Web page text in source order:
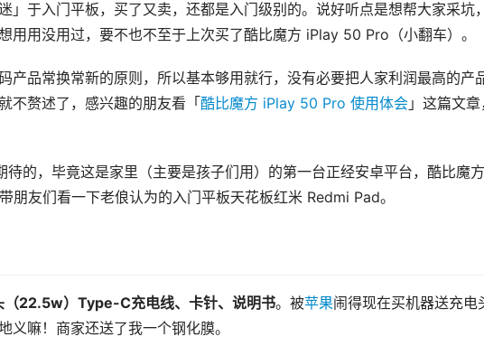
」于入门平板，买了又卖，还都是入门级别的。说好听点是想帮大家采坑
用用没用过，要不也不至于上次买了酷比魔方 iPlay 50 Pro（小翻车）。
产品常换常新的原则，所以基本够用就行，没有必要把人家利润最高的产
不赘述了，感兴趣的朋友看「酷比魔方 iPlay 50 Pro 使用体会 」这篇文
的，毕竟这是家里（主要是孩子们用）的第一台正经安卓平台，酷比魔方
友们看一下老俍认为的入门平板天花板红米 Redmi Pad。
（22.5w）Type-C充电线、卡针、说明书。被苹果闹得现在买机器送充电
嘛！商家还送了我一个钢化膜。